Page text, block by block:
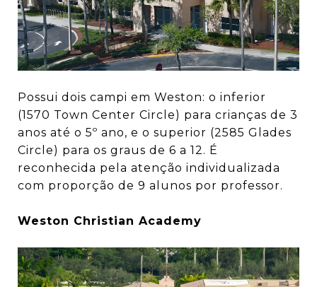
Possui dois campi em Weston: o inferior
(1570 Town Center Circle) para crianças de 3
anos até o 5º ano, e o superior (2585 Glades
Circle) para os graus de 6 a 12. É
reconhecida pela atenção individualizada
com proporção de 9 alunos por professor.
Weston Christian Academy